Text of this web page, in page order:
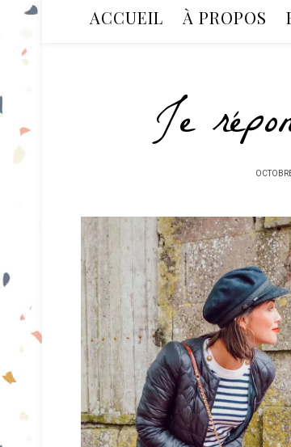
ACCUEIL À PROPOS
Je
PUBLIÉ